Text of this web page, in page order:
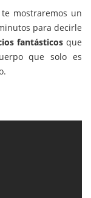
mostraremos un
para decirle
fantásticosque
que solo es